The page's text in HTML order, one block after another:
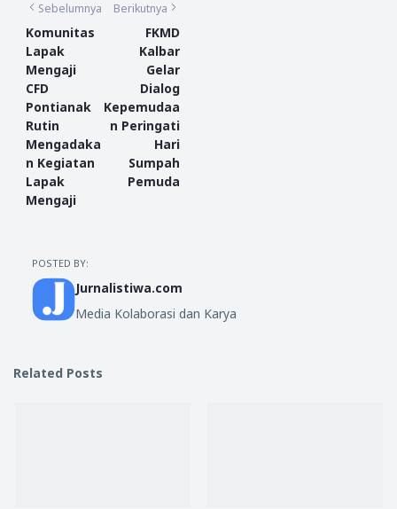
Sebelumnya
Komunitas
Lapak
Mengaji
CFD
Pontianak
Rutin
Mengadaka
n Kegiatan
Lapak
Mengaji
Berikutnya
FKMD
Kalbar
Gelar
Dialog
Kepemudaa
n Peringati
Hari
Sumpah
Pemuda
POSTED BY:
Jurnalistiwa.com
Media Kolaborasi dan Karya
Related Posts